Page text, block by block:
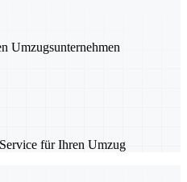
Umzugsunternehmen
für Ihren Umzug